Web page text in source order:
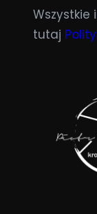
Wszystkie
tutaj